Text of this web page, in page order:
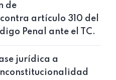
de
artículo 310 del
Penal ante el TC.
jurídica a